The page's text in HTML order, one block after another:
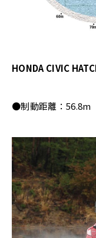
HONDA CIVIC
●制動距離：